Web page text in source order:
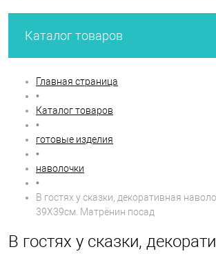
Каталог товаров
Главная страница
•
Каталог товаров
•
готовые изделия
•
наволочки
•
В гостях у сказки, декоративная
39Х39см. Матрёнин посад
В гостях у сказки,